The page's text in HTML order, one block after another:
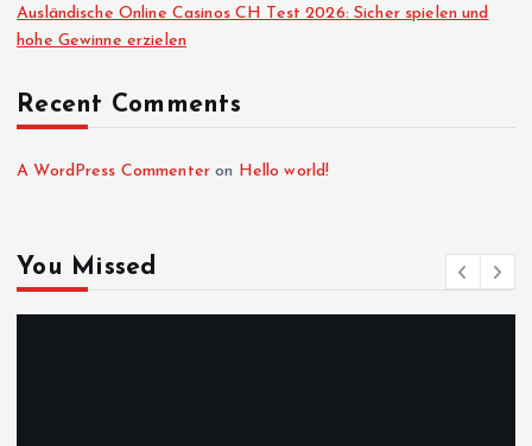
Ausländische Online Casinos CH Test 2026: Sicher spielen und
hohe Gewinne erzielen
Recent Comments
A WordPress Commenter on Hello world!
You Missed